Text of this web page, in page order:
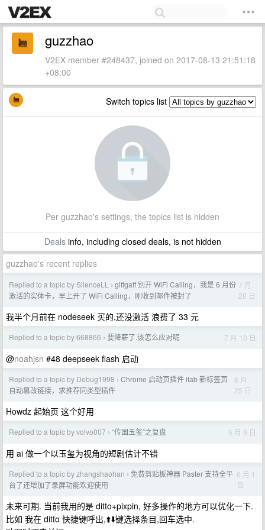
guzzhao
V2EX member #248437, joined on 2017-08-13 21:51:18
+08:00
Switch topics list
Per guzzhao's settings, the topics list is hidden
Dealsinfo, including closed deals, is not hidden
guzzhao's recent replies
Replied to a topic by SilenceLL › giffgaff 别开 WiFi Calling，我是 6 月份
激活的实体卡，早上开了 WiFi Calling，刚收到邮件被封了
7 月
28 日
我半个月前在 nodeseek 买的,还没激活 浪费了 33 元
Replied to a topic by 668866 › 要降薪了.该怎么应对呢 7 月 10 日
@noahjsn #48 deepseek flash 启动
Replied to a topic by Debug1998 › Chrome 启动页插件 itab 新标签页
自动篡改链接，求推荐同类型插件
6 月
25 日
Howdz 起始页 这个好用
Replied to a topic by volvo007 › “传国玉玺”之复盘 6 月 9 日
用 ai 做一个以玉玺为视角的短剧估计不错
Replied to a topic by zhangshaohan › 免费剪贴板神器 Paster 支持全平
台了还增加了录屏功能欢迎使用
6 月 1
日
未来可期. 当前我用的是 ditto+pixpin, 好多操作的地方可以优化一下.
比如 我在 ditto 快捷键呼出,⬆️⬇️键选择条目,回车选中.